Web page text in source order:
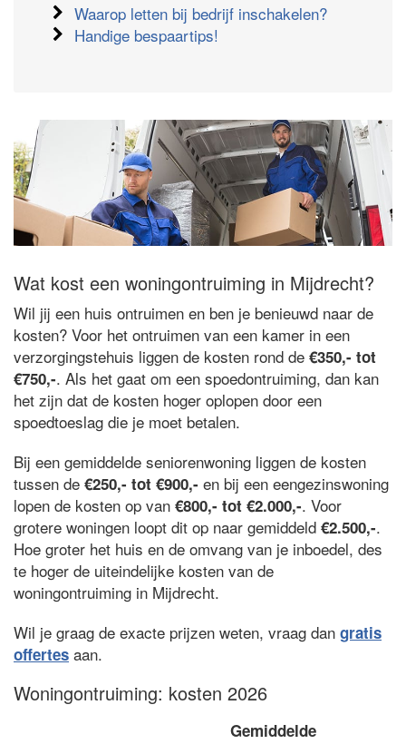
Waarop letten bij bedrijf inschakelen?
Handige bespaartips!
Wat kost een woningontruiming in Mijdrecht?
Wil jij een huis ontruimen en ben je benieuwd naar de
kosten? Voor het ontruimen van een kamer in een
verzorgingstehuis liggen de kosten rond de €350,- tot
€750,-. Als het gaat om een spoedontruiming, dan kan
het zijn dat de kosten hoger oplopen door een
spoedtoeslag die je moet betalen.
Bij een gemiddelde seniorenwoning liggen de kosten
tussen de €250,- tot €900,- en bij een eengezinswoning
lopen de kosten op van €800,- tot €2.000,-. Voor
grotere woningen loopt dit op naar gemiddeld €2.500,-.
Hoe groter het huis en de omvang van je inboedel, des
te hoger de uiteindelijke kosten van de
woningontruiming in Mijdrecht.
Wil je graag de exacte prijzen weten, vraag dan gratis
offertes aan.
Woningontruiming: kosten 2026
Gemiddelde